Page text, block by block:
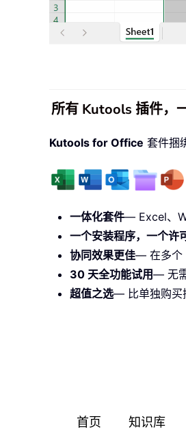
所有 Kutools 插件，
Kutools for Office 套件捆
一体化套件— Excel、
一个安装程序，一个许
协同效果更佳— 在多个
30 天全功能试用— 无
超值之选— 比单独购买
首页 知识库